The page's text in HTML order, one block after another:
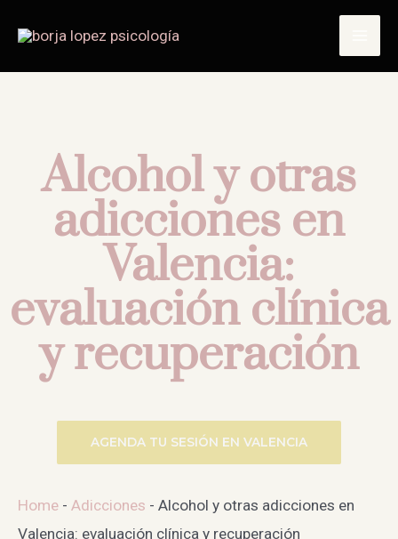
Alcohol y otras
adicciones en
Valencia:
evaluación clínica
y recuperación
AGENDA TU SESIÓN EN VALENCIA
Home - Adicciones - Alcohol y otras adicciones en
Valencia: evaluación clínica y recuperación